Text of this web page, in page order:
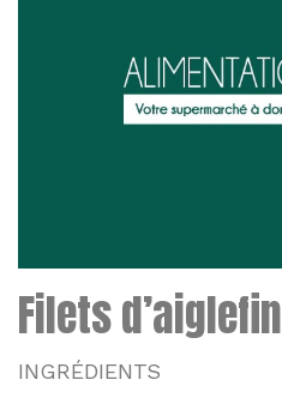
Filets d’aiglefin
INGRÉDIENTS